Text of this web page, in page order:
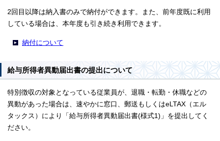
2回目以降は納入書のみで納付ができます。また、前年度既に利用
している場合は、本年度も引き続き利用できます。
納付について
給与所得者異動届出書の提出について
特別徴収の対象となっている従業員が、退職・転勤・休職などの
異動があった場合は、速やかに窓口、郵送もしくはeLTAX（エル
タックス）により「給与所得者異動届出書(様式1)」を提出してく
ださい。